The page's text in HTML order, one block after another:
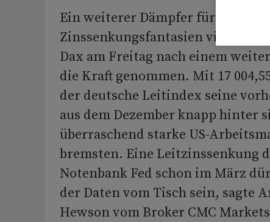
Ein weiterer Dämpfer für die
Zinssenkungsfantasien vieler
Dax am Freitag nach einem
die Kraft genommen. Mit 17
der deutsche Leitindex seine
aus dem Dezember knapp hinter
überraschend starke US-
bremsten. Eine Leitzinssenkung
Notenbank Fed schon im März
der Daten vom Tisch sein, sagte
Hewson vom Broker CMC